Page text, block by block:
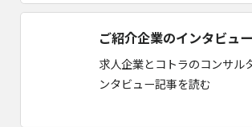
ご紹介企業のインタビュ
求人企業とコトラのコンサル
ンタビュー記事を読む